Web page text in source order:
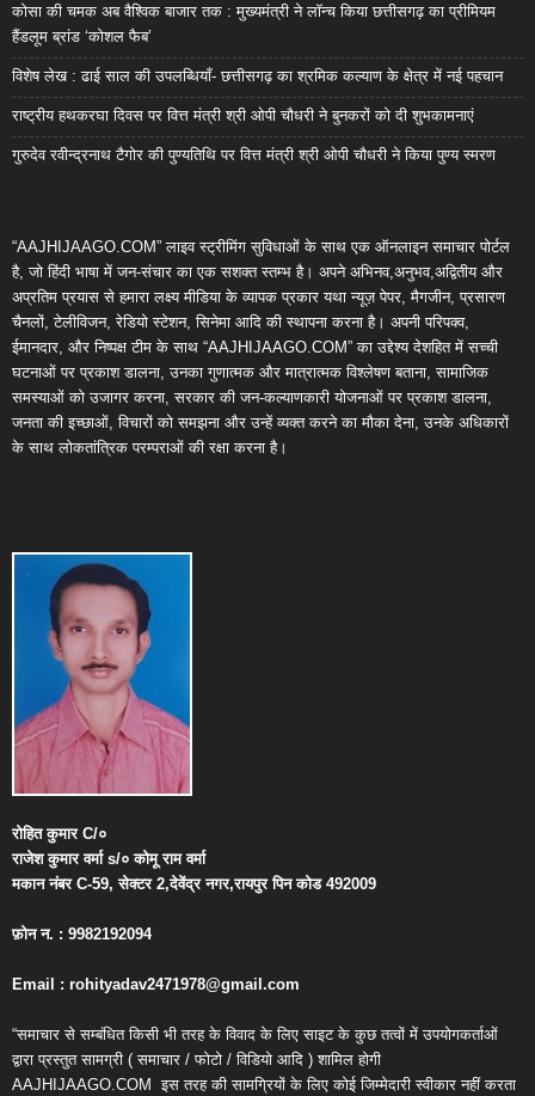
कोसा की चमक अब वैश्विक बाजार तक : मुख्यमंत्री ने लॉन्च किया छत्तीसगढ़ का प्रीमियम
हैंडलूम ब्रांड ‘कोशल फैब’
विशेष लेख : ढाई साल की उपलब्धियाँ- छत्तीसगढ़ का श्रमिक कल्याण के क्षेत्र में नई पहचान
राष्ट्रीय हथकरघा दिवस पर वित्त मंत्री श्री ओपी चौधरी ने बुनकरों को दी शुभकामनाएं
गुरुदेव रवीन्द्रनाथ टैगोर की पुण्यतिथि पर वित्त मंत्री श्री ओपी चौधरी ने किया पुण्य स्मरण
“AAJHIJAAGO.COM” लाइव स्ट्रीमिंग सुविधाओं के साथ एक ऑनलाइन समाचार पोर्टल
है, जो हिंदी भाषा में जन-संचार का एक सशक्त स्तम्भ है। अपने अभिनव,अनुभव,अद्वितीय और
अप्रतिम प्रयास से हमारा लक्ष्य मीडिया के व्यापक प्रकार यथा न्यूज़ पेपर, मैगजीन, प्रसारण
चैनलों, टेलीविजन, रेडियो स्टेशन, सिनेमा आदि की स्थापना करना है। अपनी परिपक्व,
ईमानदार, और निष्पक्ष टीम के साथ “AAJHIJAAGO.COM” का उद्देश्य देशहित में सच्ची
घटनाओं पर प्रकाश डालना, उनका गुणात्मक और मात्रात्मक विश्लेषण बताना, सामाजिक
समस्याओं को उजागर करना, सरकार की जन-कल्याणकारी योजनाओं पर प्रकाश डालना,
जनता की इच्छाओं, विचारों को समझना और उन्हें व्यक्त करने का मौका देना, उनके अधिकारों
के साथ लोकतांत्रिक परम्पराओं की रक्षा करना है।
रोहित कुमारC/०
राजेश कुमार वर्माs/० कोमू राम वर्मा
मकान नंबरC-59,सेक्टर2,देवेंद्र नगर,रायपुर पिन कोड492009
फ़ोन न. : 9982192094
Email : rohityadav2471978@gmail.com
“समाचार से सम्बंधित किसी भी तरह के विवाद के लिए साइट के कुछ तत्वों में उपयोगकर्ताओं
द्वारा प्रस्तुत सामग्री ( समाचार / फोटो / विडियो आदि ) शामिल होगी
AAJHIJAAGO.COM इस तरह की सामग्रियों के लिए कोई जिम्मेदारी स्वीकार नहीं करता